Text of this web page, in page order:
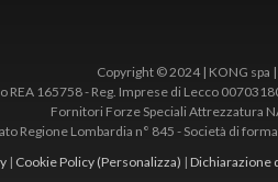
Copyright © 2024 | KONG spa
REA 165758 - Reg. Imprese di Lecco
Fornitori Forze Speciali Attrezzatura
Regione Lombardia n° 845 - Società di
| Cookie Policy (Personalizza) | Dichiarazione